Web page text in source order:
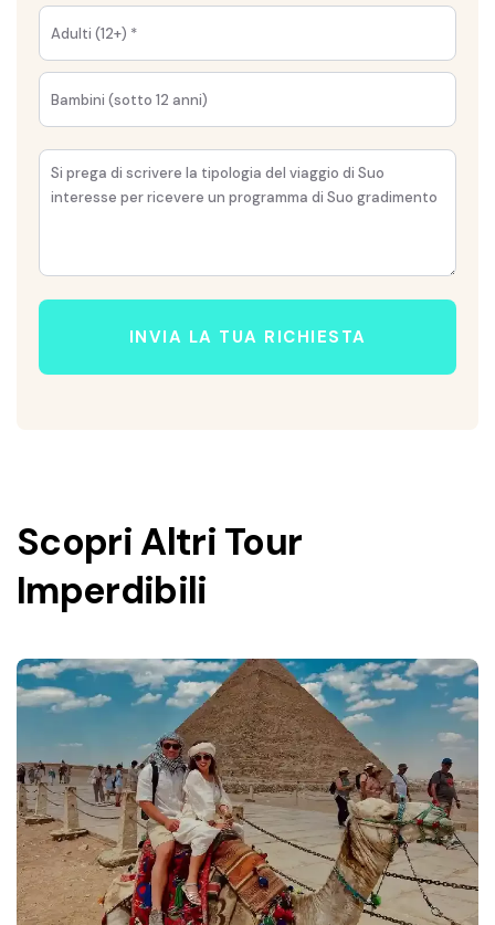
INVIA LA TUA RICHIESTA
Scopri Altri Tour
Imperdibili